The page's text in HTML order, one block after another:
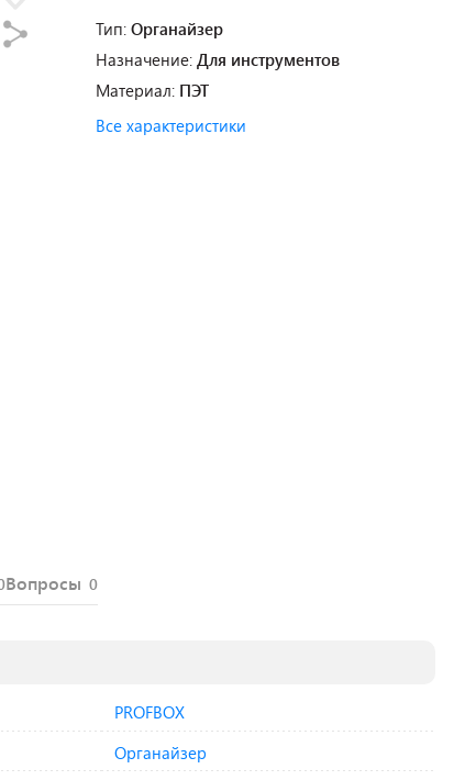
Тип: Органайзер
Назначение: Для инструментов
Материал: ПЭТ
Все характеристики
Вопросы 0
PROFBOX
Органайзер